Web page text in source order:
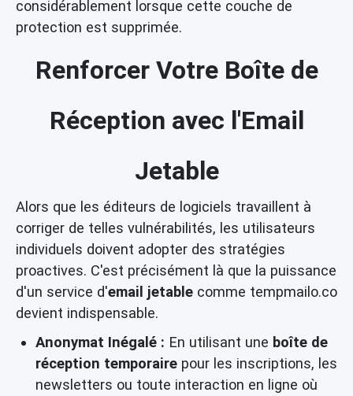
considérablement lorsque cette couche de
protection est supprimée.
Renforcer Votre Boîte de
Réception avec l'Email
Jetable
Alors que les éditeurs de logiciels travaillent à
corriger de telles vulnérabilités, les utilisateurs
individuels doivent adopter des stratégies
proactives. C'est précisément là que la puissance
d'un service d'email jetable comme tempmailo.co
devient indispensable.
Anonymat Inégalé : En utilisant une boîte de
réception temporaire pour les inscriptions, les
newsletters ou toute interaction en ligne où